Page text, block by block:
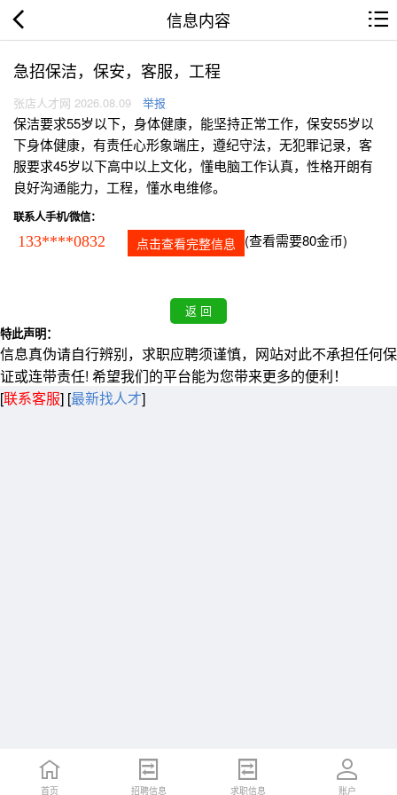
信息内容
急招保洁，保安，客服，工程
张店人才网 2026.08.09 举报
保洁要求55岁以下，身体健康，能坚持正常工作，保安55岁以
下身体健康，有责任心形象端庄，遵纪守法，无犯罪记录，客
服要求45岁以下高中以上文化，懂电脑工作认真，性格开朗有
良好沟通能力，工程，懂水电维修。
联系人手机/微信：
133****0832 点击查看完整信息 (查看需要80金币)
特此声明：
信息真伪请自行辨别，求职应聘须谨慎，网站对此不承担任何保
证或连带责任! 希望我们的平台能为您带来更多的便利！
[联系客服] [最新找人才]
首页 招聘信息 求职信息 账户